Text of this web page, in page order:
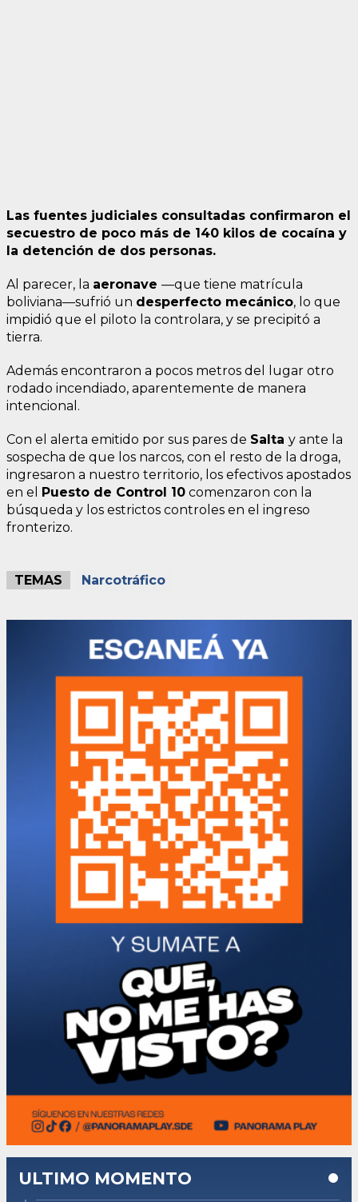
Las fuentes judiciales consultadas confirmaron el
secuestro de poco más de 140 kilos de cocaína y
la detención de dos personas.
Al parecer, la aeronave —que tiene matrícula
boliviana—sufrió un desperfecto mecánico, lo que
impidió que el piloto la controlara, y se precipitó a
tierra.
Además encontraron a pocos metros del lugar otro
rodado incendiado, aparentemente de manera
intencional.
Con el alerta emitido por sus pares de Salta y ante la
sospecha de que los narcos, con el resto de la droga,
ingresaron a nuestro territorio, los efectivos apostados
en el Puesto de Control 10 comenzaron con la
búsqueda y los estrictos controles en el ingreso
fronterizo.
TEMAS Narcotráfico
ULTIMO MOMENTO